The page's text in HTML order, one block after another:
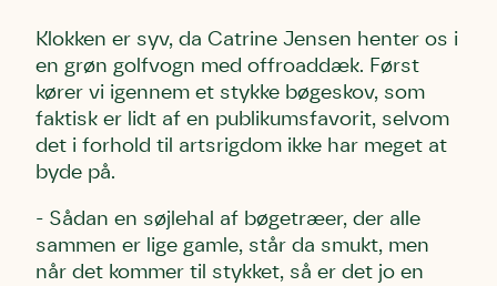
K lokken er syv, da Catrine Jensen henter os i
en grøn golfvogn med offroaddæk. Først
kører vi igennem et stykke bøgeskov, som
faktisk er lidt af en publikumsfavorit, selvom
det i forhold til artsrigdom ikke har meget at
byde på.
- Sådan en søjlehal af bøgetræer, der alle
sammen er lige gamle, står da smukt, men
når det kommer til stykket, så er det jo en